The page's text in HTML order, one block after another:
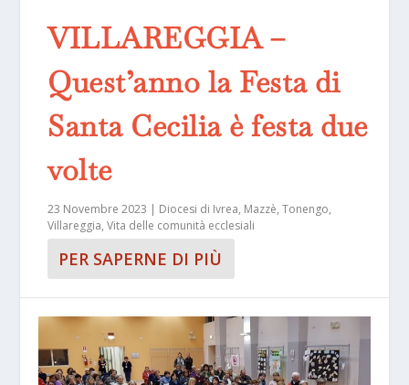
VILLAREGGIA –
Quest’anno la Festa di
Santa Cecilia è festa due
volte
23 Novembre 2023 | Diocesi di Ivrea, Mazzè,Tonengo,
Villareggia,Vita delle comunità ecclesiali
PER SAPERNE DI PIÙ